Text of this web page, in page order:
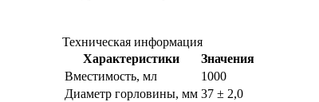
Техническая информация
Характеристики
Значения
Вместимость, мл
1000
Диаметр горловины, мм 37 ± 2,0